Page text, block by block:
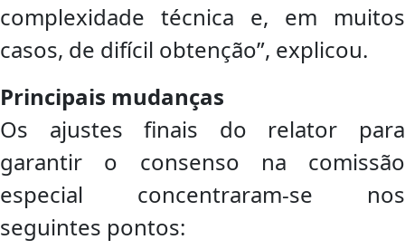
complexidade técnica e, em muitos
casos, de difícil obtenção”, explicou.
Principais mudanças
Os ajustes finais do relator para
garantir o consenso na comissão
especial concentraram-se nos
seguintes pontos: